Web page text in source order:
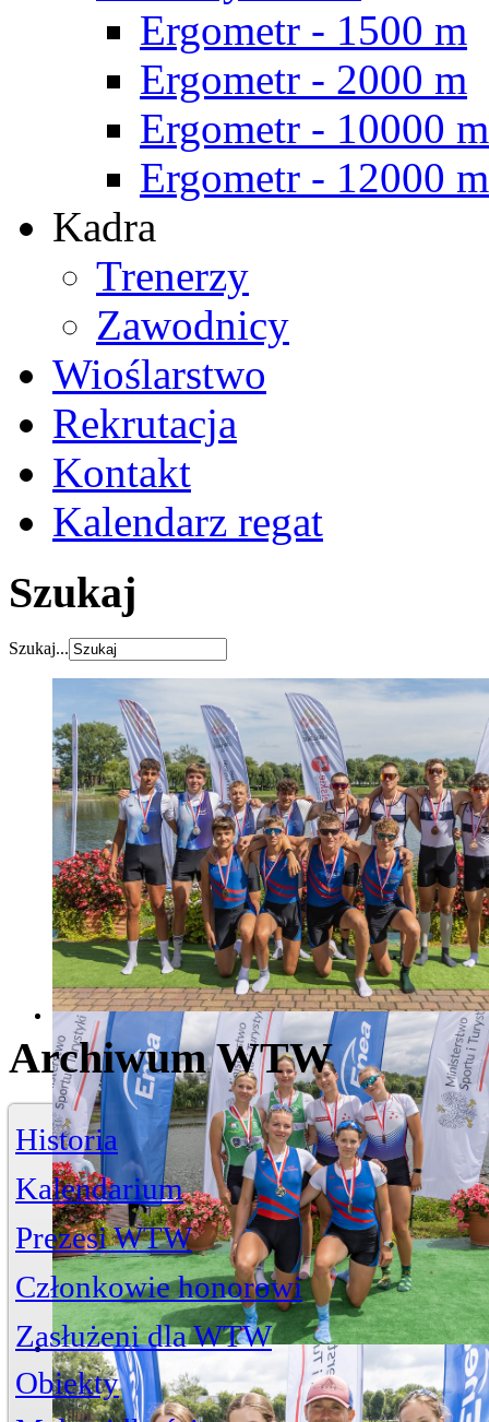
Ergometr - 1500 m
Ergometr - 2000 m
Ergometr - 10000 m
Ergometr - 12000 m
Kadra
Trenerzy
Zawodnicy
Wioślarstwo
Rekrutacja
Kontakt
Kalendarz regat
Szukaj
Szukaj...
Archiwum WTW
Historia
Kalendarium
Prezesi WTW
Członkowie honorowi
Zasłużeni dla WTW
Jerzy Bojańczyk
Życiorys
Artykuły
Wiktor Szelągowski
Zasłużeni członkowie
Obiekty
Przystańul. Piwna 3